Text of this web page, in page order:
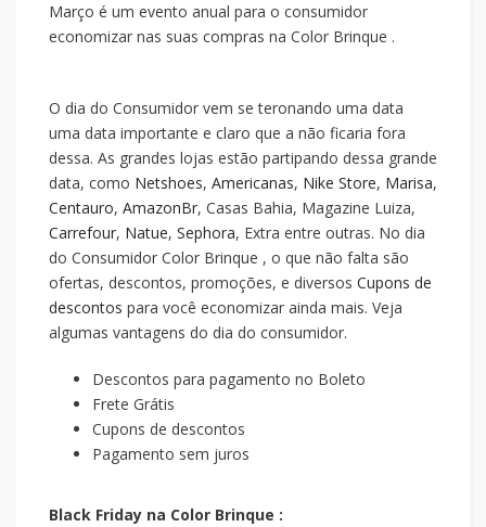
Março é um evento anual para o consumidor
economizar nas suas compras na Color Brinque .
O dia do Consumidor vem se teronando uma data
uma data importante e claro que a não ficaria fora
dessa. As grandes lojas estão partipando dessa grande
data, como Netshoes, Americanas, Nike Store, Marisa,
Centauro, AmazonBr, Casas Bahia, Magazine Luiza,
Carrefour, Natue, Sephora, Extra entre outras. No dia
do Consumidor Color Brinque , o que não falta são
ofertas, descontos, promoções, e diversos Cupons de
descontos para você economizar ainda mais. Veja
algumas vantagens do dia do consumidor.
Descontos para pagamento no Boleto
Frete Grátis
Cupons de descontos
Pagamento sem juros
Black Friday na Color Brinque :